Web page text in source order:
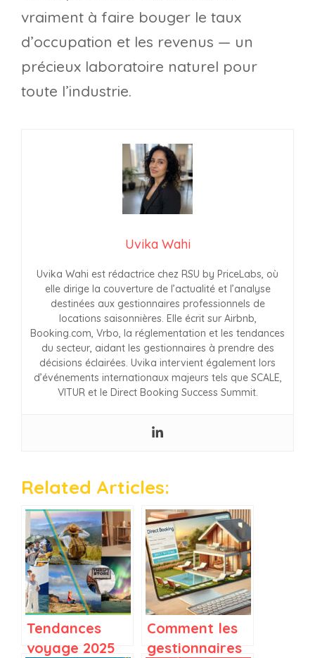
vraiment à faire bouger le taux
d’occupation et les revenus — un
précieux laboratoire naturel pour
toute l’industrie.
Uvika Wahi
Uvika Wahi est rédactrice chez RSU by PriceLabs, où
elle dirige la couverture de l’actualité et l’analyse
destinées aux gestionnaires professionnels de
locations saisonnières. Elle écrit sur Airbnb,
Booking.com, Vrbo, la réglementation et les tendances
du secteur, aidant les gestionnaires à prendre des
décisions éclairées. Uvika intervient également lors
d’événements internationaux majeurs tels que SCALE,
VITUR et le Direct Booking Success Summit.
Related Articles:
Tendances
voyage 2025
Comment les
gestionnaires